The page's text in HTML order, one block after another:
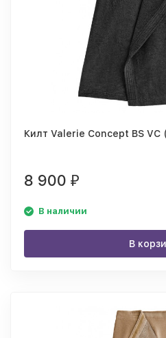
Килт Valerie Concept BS
8 900 ₽
В наличии
В